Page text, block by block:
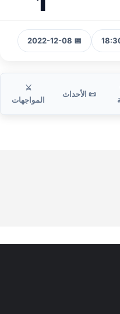
📅 2022-12-08
📜 الأحداث
⚔️
المواجهات